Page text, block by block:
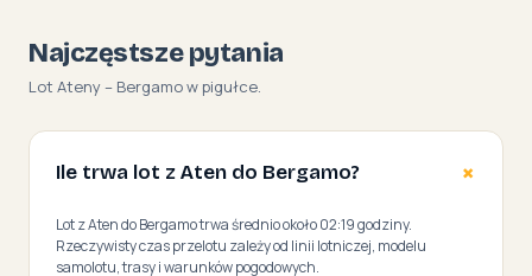
Najczęstsze pytania
Lot Ateny – Bergamo w pigułce.
Ile trwa lot z Aten do Bergamo?
Lot z Aten do Bergamo trwa średnio około 02:19 godziny.
Rzeczywisty czas przelotu zależy od linii lotniczej, modelu
samolotu, trasy i warunków pogodowych.